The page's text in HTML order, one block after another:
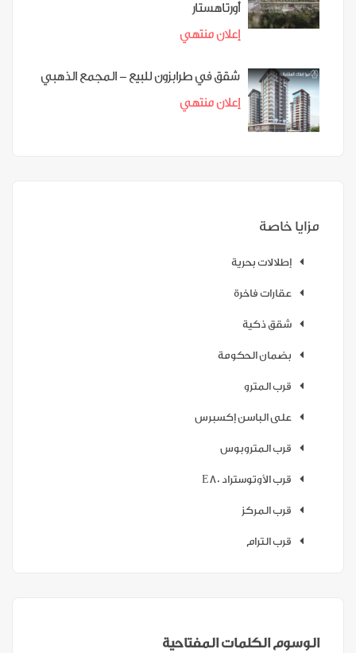
أورتاهستار
إعلان منتهي
شقق في طرابزون للبيع - المجمع الذهبي
إعلان منتهي
مزايا خاصة
إطلالات بحرية
عقارات فاخرة
شقق ذكية
بضمان الحكومة
قرب المترو
على الباسن إكسبرس
قرب المتروبوس
قرب الأوتوستراد E80
قرب المركز
قرب الترام
الوسوم الكلمات المفتاحية